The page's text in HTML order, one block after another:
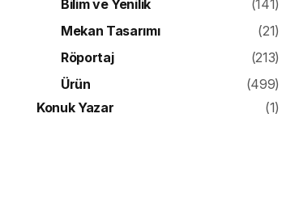
Bilim ve Yenilik
(141)
Mekan Tasarımı
(21)
Röportaj
(213)
Ürün
(499)
Konuk Yazar
(1)